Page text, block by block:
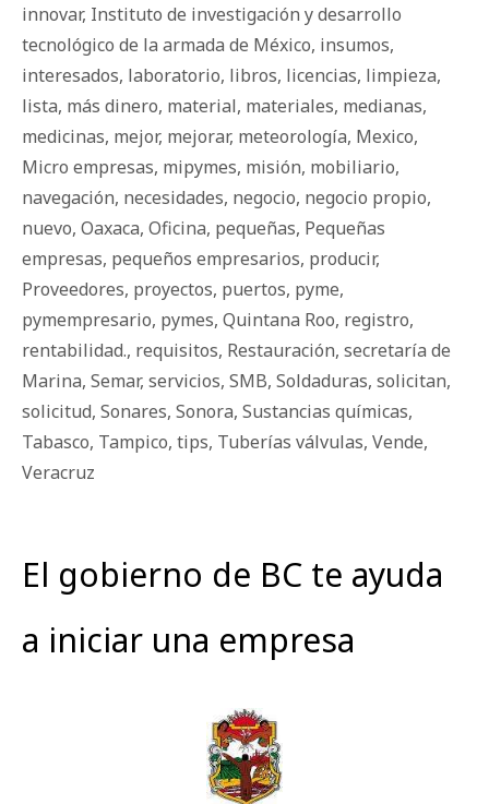
innovar, Instituto de investigación y desarrollo
tecnológico de la armada de México, insumos,
interesados, laboratorio, libros, licencias, limpieza,
lista, más dinero, material, materiales, medianas,
medicinas, mejor, mejorar, meteorología, Mexico,
Micro empresas, mipymes, misión, mobiliario,
navegación, necesidades, negocio, negocio propio,
nuevo, Oaxaca, Oficina, pequeñas, Pequeñas
empresas, pequeños empresarios, producir,
Proveedores, proyectos, puertos, pyme,
pymempresario, pymes, Quintana Roo, registro,
rentabilidad., requisitos, Restauración, secretaría de
Marina, Semar, servicios, SMB, Soldaduras, solicitan,
solicitud, Sonares, Sonora, Sustancias químicas,
Tabasco, Tampico, tips, Tuberías válvulas, Vende,
Veracruz
El gobierno de BC te ayuda
a iniciar una empresa